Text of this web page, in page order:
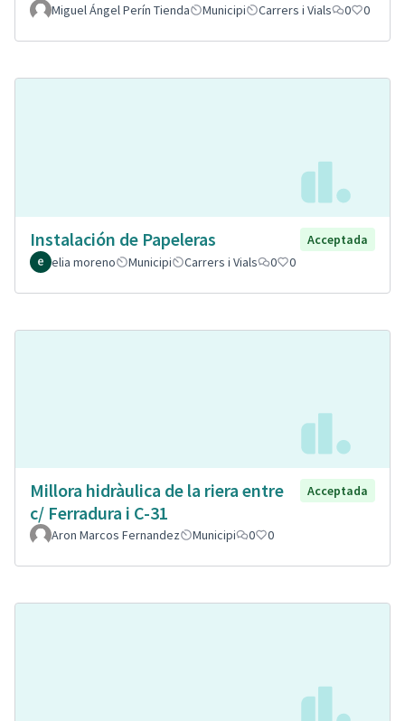
Miguel Ángel Perín Tienda
Municipi Carrers i Vials 0 0
Instalación de Papeleras
Acceptada
elia moreno
Municipi Carrers i Vials 0 0
Millora hidràulica de la riera entre
c/ Ferradura i C-31
Acceptada
Aron Marcos Fernandez Municipi 0 0